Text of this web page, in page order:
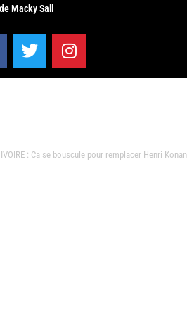
Macky Sall
: Ca se bouscule pour remplacer Henri